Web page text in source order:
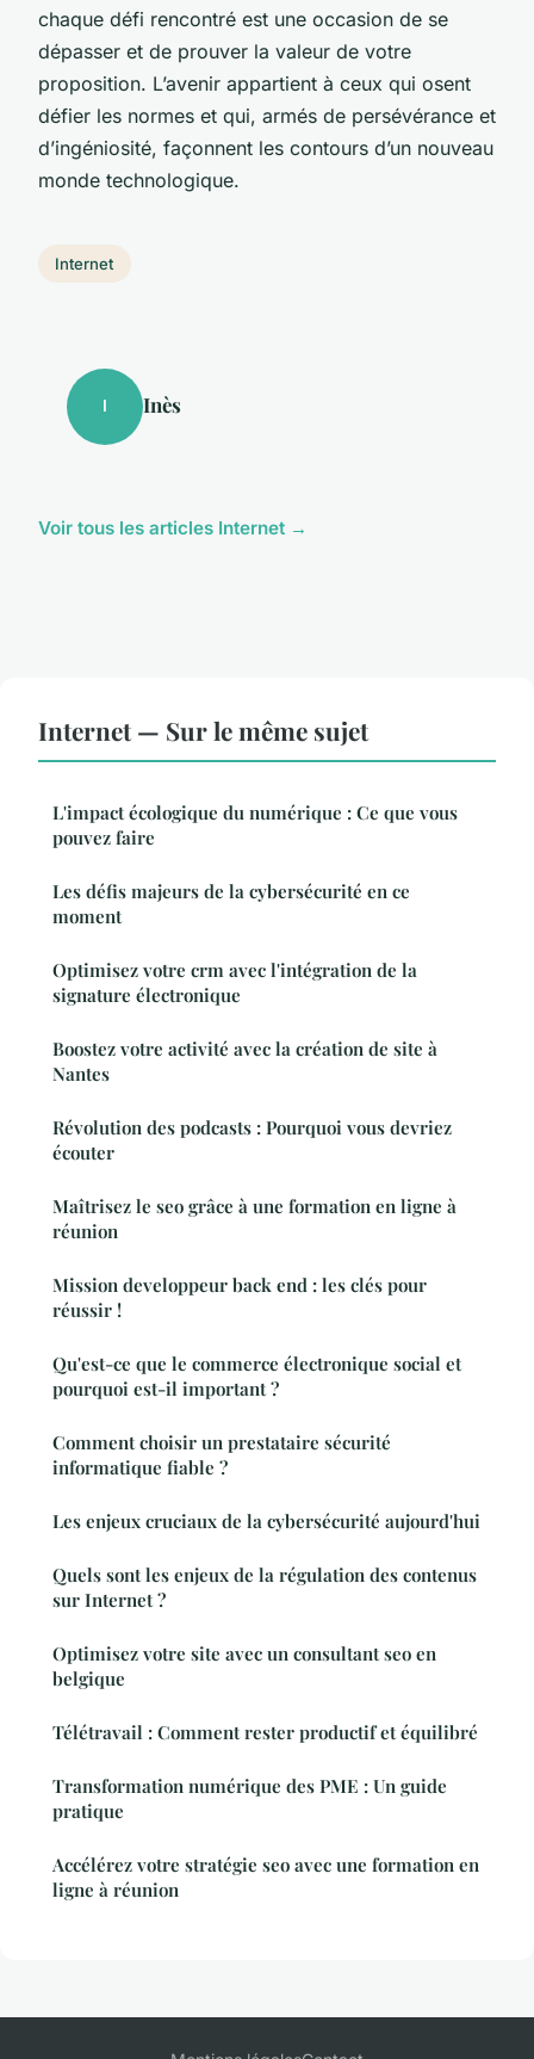
chaque défi rencontré est une occasion de se
dépasser et de prouver la valeur de votre
proposition. L’avenir appartient à ceux qui osent
défier les normes et qui, armés de persévérance et
d’ingéniosité, façonnent les contours d’un nouveau
monde technologique.
Internet
I Inès
Voir tous les articles Internet →
Internet — Sur le même sujet
L'impact écologique du numérique : Ce que vous
pouvez faire
Les défis majeurs de la cybersécurité en ce
moment
Optimisez votre crm avec l'intégration de la
signature électronique
Boostez votre activité avec la création de site à
Nantes
Révolution des podcasts : Pourquoi vous devriez
écouter
Maîtrisez le seo grâce à une formation en ligne à
réunion
Mission developpeur back end : les clés pour
réussir !
Qu'est-ce que le commerce électronique social et
pourquoi est-il important ?
Comment choisir un prestataire sécurité
informatique fiable ?
Les enjeux cruciaux de la cybersécurité aujourd'hui
Quels sont les enjeux de la régulation des contenus
sur Internet ?
Optimisez votre site avec un consultant seo en
belgique
Télétravail : Comment rester productif et équilibré
Transformation numérique des PME : Un guide
pratique
Accélérez votre stratégie seo avec une formation en
ligne à réunion